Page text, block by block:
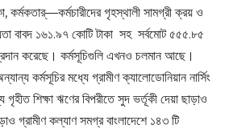
কর্মকতার্—কর্মচারীদের গৃহস্থালী সামগ্রী ক্রয় ও
বাবদ ১৬১.৯৭ কোটি টাকা সহ সর্বমোট ৫৫৫.৮৫
করেছে। কর্মসূচিগুলি এখনও চলমান আছে।
কর্মসূচির মধ্যে গ্রামীণ ক্যালোডোনিয়ান নার্সিং
শিক্ষা ঋণের বিপরীতে সুদ ভর্তূকী দেয়া ছাড়াও
গ্রামীণ কল্যাণ সমগ্র বাংলাদেশে ১৪৩ টি